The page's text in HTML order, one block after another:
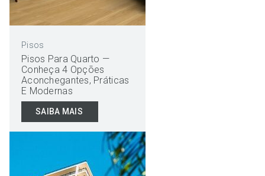
Pisos
Pisos Para Quarto —
Conheça 4 Opções
Aconchegantes, Práticas
E Modernas
SAIBA MAIS